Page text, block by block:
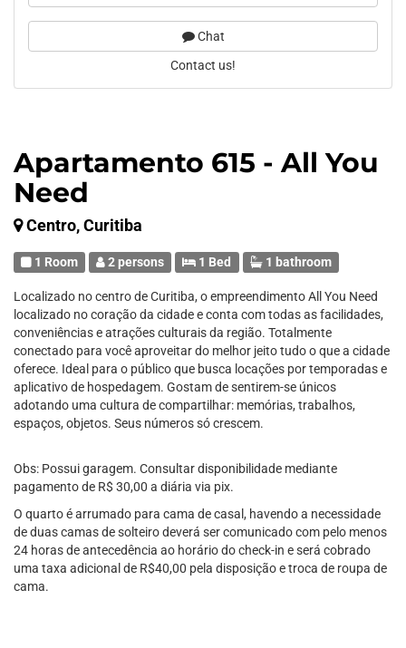
Apartamento 615 - All You
Need
Centro, Curitiba
1 Room 2 persons 1 Bed 1 bathroom
Localizado no centro de Curitiba, o empreendimento All You Need
localizado no coração da cidade e conta com todas as facilidades,
conveniências e atrações culturais da região. Totalmente
conectado para você aproveitar do melhor jeito tudo o que a cidade
oferece. Ideal para o público que busca locações por temporadas e
aplicativo de hospedagem. Gostam de sentirem-se únicos
adotando uma cultura de compartilhar: memórias, trabalhos,
espaços, objetos. Seus números só crescem.
Obs: Possui garagem. Consultar disponibilidade mediante
pagamento de R$ 30,00 a diária via pix.
O quarto é arrumado para cama de casal, havendo a necessidade
de duas camas de solteiro deverá ser comunicado com pelo menos
24 horas de antecedência ao horário do check-in e será cobrado
uma taxa adicional de R$40,00 pela disposição e troca de roupa de
cama.
Chat
Contact us!